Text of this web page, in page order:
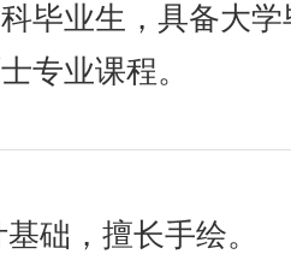
毕业生，具备大
专业课程。
础，擅长手绘。